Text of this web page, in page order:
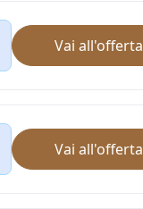
Vai all'offerta
Vai all'offerta